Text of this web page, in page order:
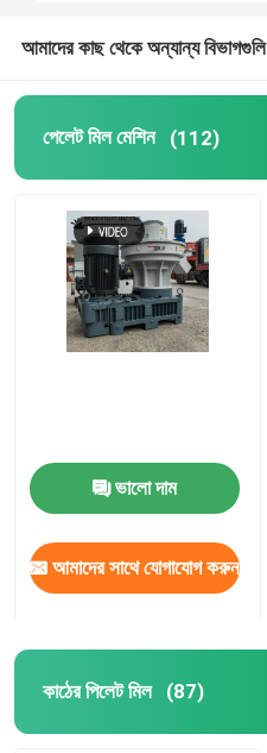
স্ক্রু ফিড এক্সট্রুডার
বায়োমাস ব্রিকেটিং মেশিন
আমাদের কাছ থেকে অন্যান্য বিভাগগুলি
পেলেট মিল মেশিন (112)
ভালো দাম
আমাদের সাথে যোগাযোগ করুন
কাঠের পিলেট মিল (87)